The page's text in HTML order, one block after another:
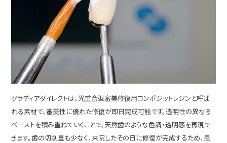
グラディアダイレクトは、光重合型審美修復用コンポジットレジンと呼ば
れる素材で、審美性に優れた修復が即日完成可能です。透明性の異なる
ペーストを積み重ねていくことで、天然歯のような色調・透明感を再現で
きます。歯の切削量も少なく、来院したその日に修復が完成するため、患